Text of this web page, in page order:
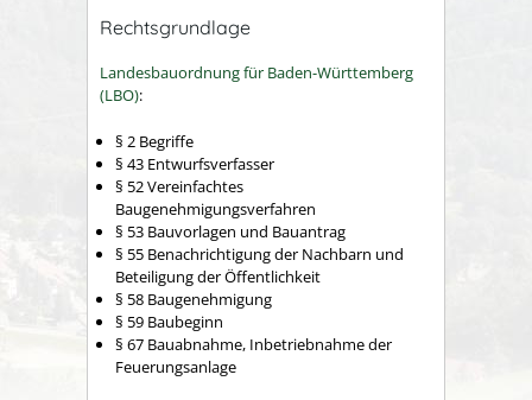
Rechtsgrundlage
Landesbauordnung für Baden-Württemberg
(LBO):
§ 2 Begriffe
§ 43 Entwurfsverfasser
§ 52 Vereinfachtes
Baugenehmigungsverfahren
§ 53 Bauvorlagen und Bauantrag
§ 55 Benachrichtigung der Nachbarn und
Beteiligung der Öffentlichkeit
§ 58 Baugenehmigung
§ 59 Baubeginn
§ 67 Bauabnahme, Inbetriebnahme der
Feuerungsanlage